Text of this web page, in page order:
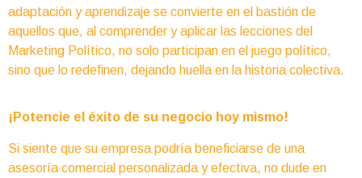
adaptación y aprendizaje se convierte en el bastión de
aquellos que, al comprender y aplicar las lecciones del
Marketing Político, no solo participan en el juego político,
sino que lo redefinen, dejando huella en la historia colectiva.
¡Potencie el éxito de su negocio hoy mismo!
Si siente que su empresa podría beneficiarse de una
asesoría comercial personalizada y efectiva, no dude en